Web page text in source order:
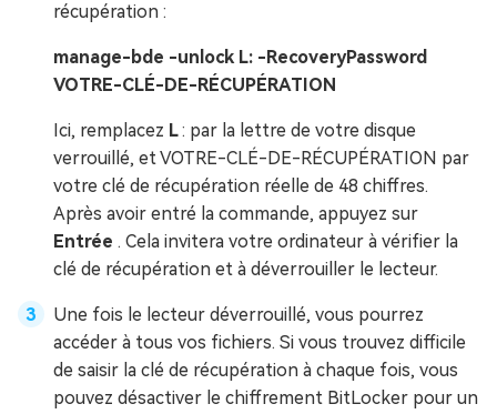
récupération :
manage-bde -unlock L: -RecoveryPassword
VOTRE-CLÉ-DE-RÉCUPÉRATION
Ici, remplacez L: par la lettre de votre disque
verrouillé, et VOTRE-CLÉ-DE-RÉCUPÉRATION par
votre clé de récupération réelle de 48 chiffres.
Après avoir entré la commande, appuyez sur
Entrée . Cela invitera votre ordinateur à vérifier la
clé de récupération et à déverrouiller le lecteur.
Une fois le lecteur déverrouillé, vous pourrez
accéder à tous vos fichiers. Si vous trouvez difficile
de saisir la clé de récupération à chaque fois, vous
pouvez désactiver le chiffrement BitLocker pour un